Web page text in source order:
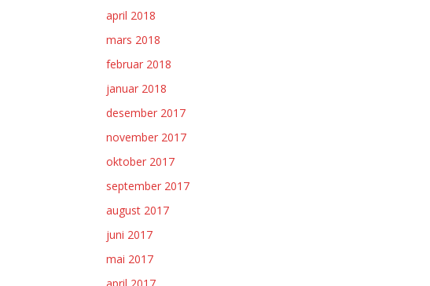
april 2018
mars 2018
februar 2018
januar 2018
desember 2017
november 2017
oktober 2017
september 2017
august 2017
juni 2017
mai 2017